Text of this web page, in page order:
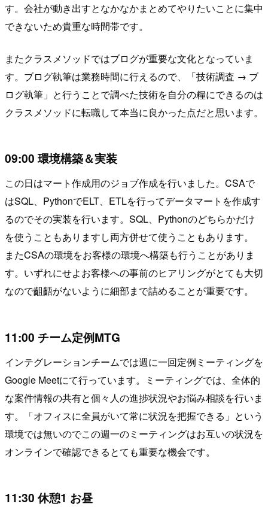
す。会社が動き出すとなかなかまとめてやりたいことに集中
できないため貴重な時間帯です。
またクラスメソッドではブログが重要な文化となっていま
す。ブログ執筆は業務時間に行えるので、「技術調査 → ブ
ログ執筆」と行うことで調べた技術を自分の糧にできるのは
クラスメソッドに転職して本当に良かった点だと思います。
09:00 環境構築＆実装
この日はマート作成用のジョブ作成を行いました。CSAで
はSQL、PythonでELT、ETLを行ってデータマートを作成す
るのでその実装を行います。SQL、Pythonのどちらかだけ
を使うこともありますし両方併せて使うこともあります。
またCSAの環境をお客様の環境へ構築も行うことがありま
す。いずれにせよお客様への事前のヒアリングがとても大切
なので齟齬がないように細部まで詰めることが重要です。
11:00 チーム定例MTG
インテグレーションチームでは週に一回定例ミーティングを
Google Meetにて行っています。ミーティングでは、全体的
な案件情報の共有と個々人の進捗状況やお悩み相談を行いま
す。「オフィスに全員がいて常に状況を把握できる」という
環境では無いのでこの週一のミーティングはお互いの状況を
オンラインで確認できるとても重要な機会です。
11:30 休憩1 お昼